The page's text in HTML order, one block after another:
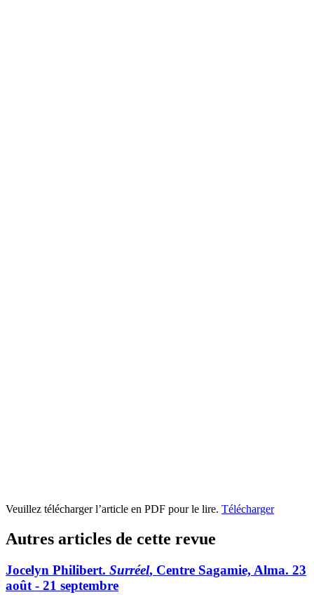
Veuillez télécharger l’article en PDF pour le lire. Télécharger
Autres articles de cette revue
Jocelyn Philibert. Surréel, Centre Sagamie, Alma. 23
août - 21 septembre